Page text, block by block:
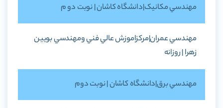
مهندسي مکانيک|دانشگاه کاشان | نوبت دو م
مهندسي عمران|مرکزاموزش عالي فني ومهندسي بويين
زهرا | روزانه
مهندسي برق|دانشگاه کاشان | نوبت دوم